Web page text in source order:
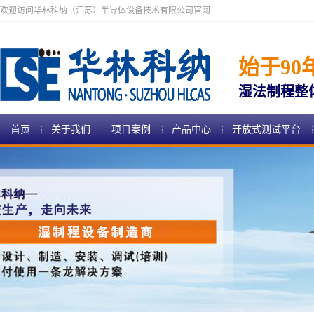
欢迎访问华林科纳（江苏）半导体设备技术有限公司官网
始于90
湿法制程整
首页 关于我们 项目案例 产品中心 开放式测试平台